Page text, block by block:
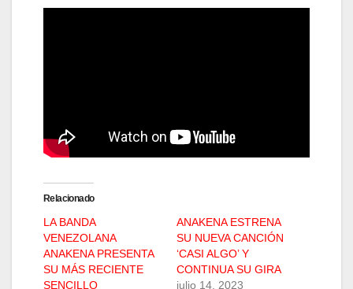
Relacionado
LA BANDA
VENEZOLANA
ANAKENA PRESENTA
SU MÁS RECIENTE
SENCILLO
ANAKENA ESTRENA
SU NUEVA CANCIÓN
‘CASI ALGO’ Y
CONTINUA SU GIRA
julio 14, 2023